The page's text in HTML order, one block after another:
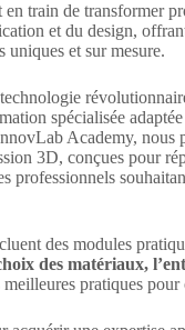
en train de transformer
et du design,
uniques et sur mesure.
spécialisée
Academy, nous
3D, conçues pour
professionnels
des modules
des matériaux,
meilleures pratiques